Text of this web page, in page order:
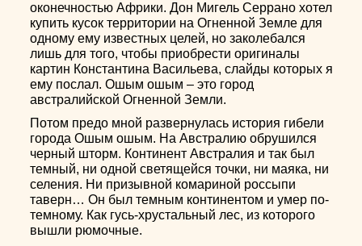
оконечностью Африки. Дон Мигель Серрано хотел
купить кусок территории на Огненной Земле для
одному ему известных целей, но заколебался
лишь для того, чтобы приобрести оригиналы
картин Константина Васильева, слайды которых я
ему послал. Ошым ошым – это город
австралийской Огненной Земли.
Потом предо мной развернулась история гибели
города Ошым ошым. На Австралию обрушился
черный шторм. Континент Австралия и так был
темный, ни одной светящейся точки, ни маяка, ни
селения. Ни призывной комариной россыпи
таверн… Он был темным континентом и умер по-
темному. Как гусь-хрустальный лес, из которого
вышли рюмочные.